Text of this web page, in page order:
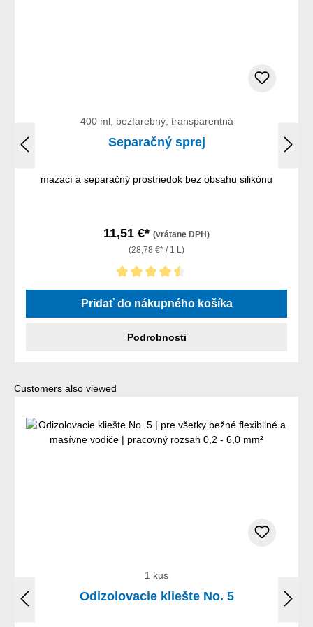
400 ml, bezfarebný, transparentná
Separačný sprej
mazací a separačný prostriedok bez obsahu silikónu
11,51 €* (vrátane DPH)
(28,78 €* / 1 L)
Priemerné hodnotenie 4.5 z 5 hviezdičiek
Pridať do nákupného košíka
Podrobnosti
Preskočiť galériu produktov
Customers also viewed
1 kus
Odizolovacie kliešte No. 5